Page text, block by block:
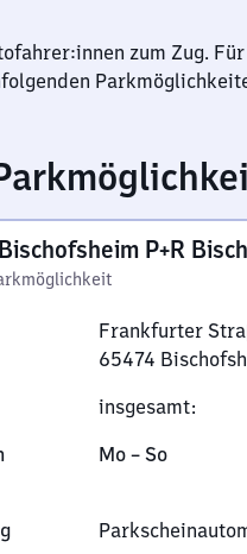
zum Zug.
P+R
Frankfurter
65474
Straße,
6
7
insgesamt:
Montag
Mo –So,
inkl.